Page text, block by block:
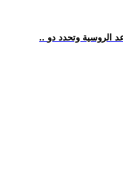
الروسية وتحدد دو